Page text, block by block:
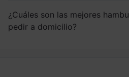
¿Cuáles son las mejores
pedir a domicilio?